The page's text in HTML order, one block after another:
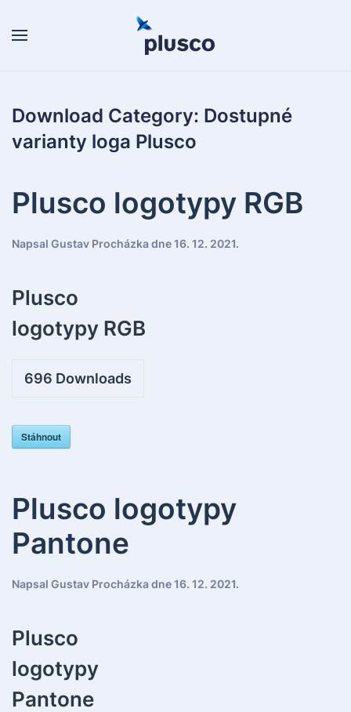
Skip to main content
Download Category: Dostupné
varianty loga Plusco
Plusco logotypy RGB
Napsal Gustav Procházka dne16. 12. 2021.
Plusco
logotypy RGB
696 Downloads
Stáhnout
Plusco logotypy
Pantone
Napsal Gustav Procházka dne16. 12. 2021.
Plusco
logotypy
Pantone